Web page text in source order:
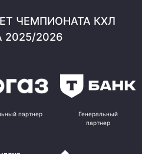
ЧЕМПИОНАТА КХЛ
2025/2026
партнер
Генеральный
партнер